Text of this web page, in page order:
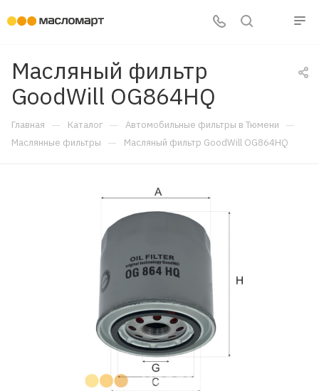
Масляный фильтр
GoodWill OG864HQ
Главная — Каталог — Автомобильные фильтры в Тюмени —
Маслянные фильтры — Масляный фильтр GoodWill OG864HQ